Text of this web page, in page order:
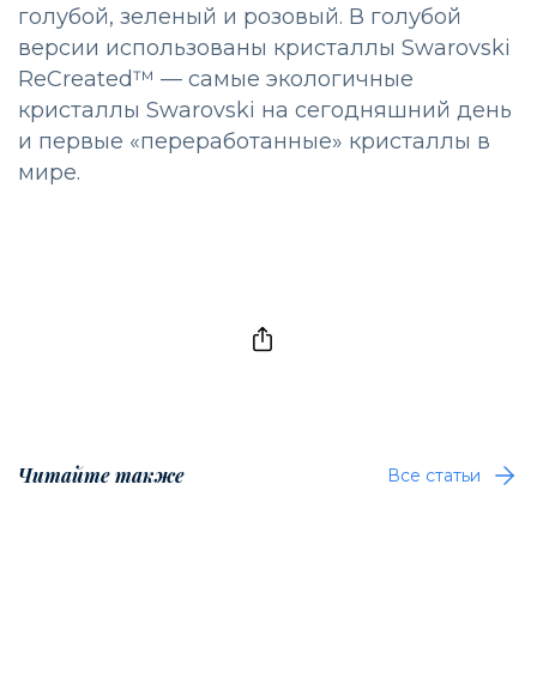
голубой, зеленый и розовый. В голубой
версии использованы кристаллы Swarovski
ReCreated™ — самые экологичные
кристаллы Swarovski на сегодняшний день
и первые «переработанные» кристаллы в
мире.
Читайте также Все статьи